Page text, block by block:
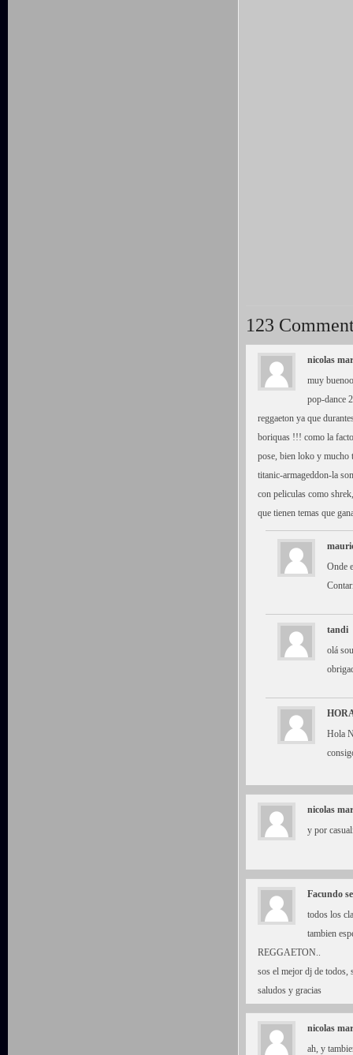
123
nicolas
muy
pop-dance
reggaeton ya que
boriquas !!! como la
pose, bien loko y mucho
titanic-armageddon-la
con peliculas como
que tienen temas que
Onde
tandi
olá
Hola
nicolas
y por
Facundo
todos los
tambien
REGGAETON..
sos el mejor dj de todos,
saludos y gracias
nicolas
ah, y